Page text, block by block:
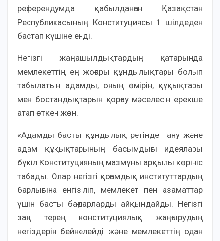
референдумда қабылданған Қазақстан
Республикасының Конституциясы 1 шілдеден
бастап күшіне енді.
Негізгі жаңашылдықтардың қатарында
мемлекеттiң ең жоғары құндылықтары болып
табылатын адамды, оның өмiрiн, құқықтары
мен бостандықтарын қорғау мәселесін ерекше
атап өткен жөн.
«Адамды басты құндылық ретінде тану және
адам құқықтарының басымдығы идеялары
бүкіл Конституцияның мазмұны арқылы көрініс
табады. Олар негізгі қоғамдық институттардың
барлығына енгізіліп, мемлекет пен азаматтар
үшін басты бағдарларды айқындайды. Негізгі
заң терең конституциялық жаңғырудың
негіздерін бейнелейді және мемлекеттің одан